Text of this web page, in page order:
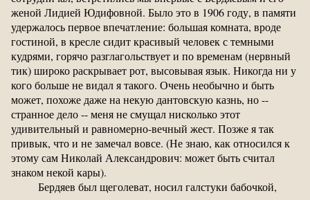
женой Лидией Юдифовной. Было это в 1906 году, в памяти
удержалось первое впечатление: большая комната, вроде
гостиной, в кресле сидит красивый человек с темными
кудрями, горячо разглагольствует и по временам (нервный
тик) широко раскрывает рот, высовывая язык. Никогда ни у
кого больше не видал я такого. Очень необычно и быть
может, похоже даже на некую дантовскую казнь, но --
странное дело -- меня не смущал нисколько этот
удивительный и равномерно-вечный жест. Позже я так
привык, что и не замечал вовсе. (Не знаю, как относился к
этому сам Николай Александрович: может быть считал
знаком некой кары).
Бердяев был щеголеват, носил галстуки бабочкой,